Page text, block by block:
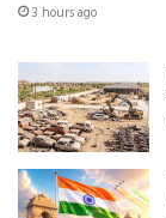
3 hours ago